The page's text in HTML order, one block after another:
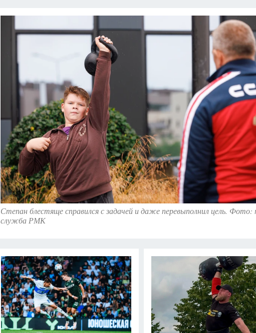
Степан блестяще справился с задачей и даже перевыполнил цель. Фото:
служба РМК